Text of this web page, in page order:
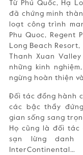
Từ Phú Quốc, Hạ
đã chứng minh
loạt công trình
Phu Quoc, Regent
Long Beach
Thanh Xuan
những kinh
ngừng hoàn thiện
Đối tác đồng hành
các bậc thầy
gian sống sang
Họ cũng là đối
sạn lừng danh
InterContinental…